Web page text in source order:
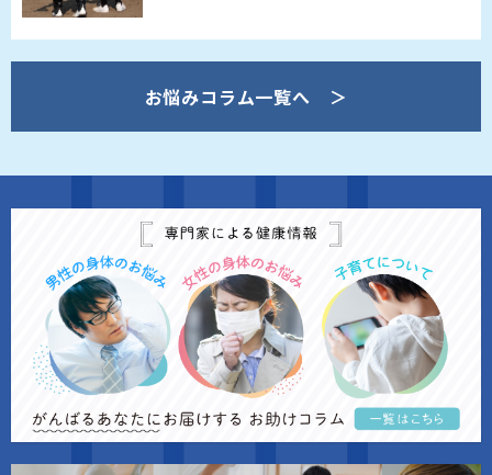
お悩みコラム一覧へ ＞